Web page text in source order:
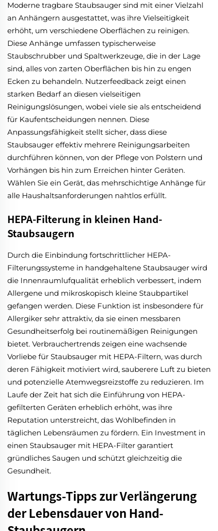
Moderne tragbare Staubsauger sind mit einer Vielzahl
an Anhängern ausgestattet, was ihre Vielseitigkeit
erhöht, um verschiedene Oberflächen zu reinigen.
Diese Anhänge umfassen typischerweise
Staubschrubber und Spaltwerkzeuge, die in der Lage
sind, alles von zarten Oberflächen bis hin zu engen
Ecken zu behandeln. Nutzerfeedback zeigt einen
starken Bedarf an diesen vielseitigen
Reinigungslösungen, wobei viele sie als entscheidend
für Kaufentscheidungen nennen. Diese
Anpassungsfähigkeit stellt sicher, dass diese
Staubsauger effektiv mehrere Reinigungsarbeiten
durchführen können, von der Pflege von Polstern und
Vorhängen bis hin zum Erreichen hinter Geräten.
Wählen Sie ein Gerät, das mehrschichtige Anhänge für
alle Haushaltsanforderungen nahtlos erfüllt.
HEPA-Filterung in kleinen Hand-
Staubsaugern
Durch die Einbindung fortschrittlicher HEPA-
Filterungssysteme in handgehaltene Staubsauger wird
die Innenraumlufqualität erheblich verbessert, indem
Allergene und mikroskopisch kleine Staubpartikel
gefangen werden. Diese Funktion ist insbesondere für
Allergiker sehr attraktiv, da sie einen messbaren
Gesundheitserfolg bei routinemäßigen Reinigungen
bietet. Verbrauchertrends zeigen eine wachsende
Vorliebe für Staubsauger mit HEPA-Filtern, was durch
deren Fähigkeit motiviert wird, sauberere Luft zu bieten
und potenzielle Atemwegsreizstoffe zu reduzieren. Im
Laufe der Zeit hat sich die Einführung von HEPA-
gefilterten Geräten erheblich erhöht, was ihre
Reputation unterstreicht, das Wohlbefinden in
täglichen Lebensräumen zu fördern. Ein Investment in
einen Staubsauger mit HEPA-Filter garantiert
gründliches Saugen und schützt gleichzeitig die
Gesundheit.
Wartungs-Tipps zur Verlängerung
der Lebensdauer von Hand-